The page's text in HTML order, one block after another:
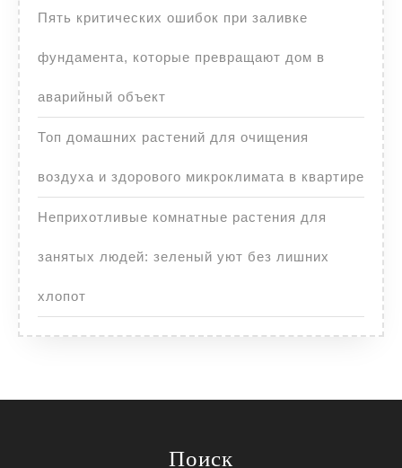
Пять критических ошибок при заливке
фундамента, которые превращают дом в
аварийный объект
Топ домашних растений для очищения
воздуха и здорового микроклимата в квартире
Неприхотливые комнатные растения для
занятых людей: зеленый уют без лишних
хлопот
Поиск